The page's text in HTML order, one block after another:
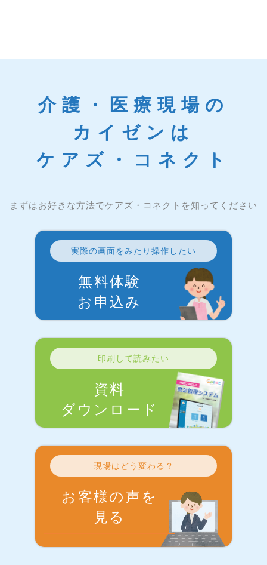
介護・医療現場の
カイゼンは
ケアズ・コネクト
まずはお好きな方法でケアズ・コネクトを知ってください
実際の画面をみたり操作したい
無料体験
お申込み
印刷して読みたい
資料
ダウンロード
現場はどう変わる？
お客様の声を
見る